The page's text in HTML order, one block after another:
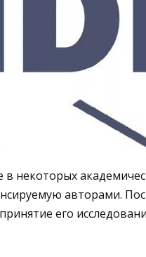
некоторых
авторами.
его